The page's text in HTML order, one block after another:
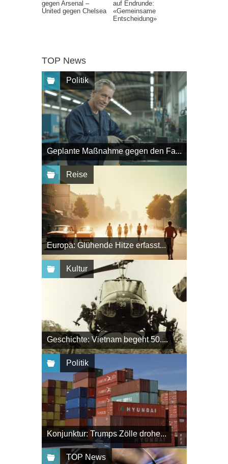
gegen Arsenal –
United gegen Chelsea
auf Endrunde:
«Gemeinsame
Entscheidung»
TOP News
Politik
Geplante Maßnahme gegen den Fa...
Reise
Europa: Glühende Hitze erfasst...
Kultur
Geschichte: Vietnam begeht 50....
Politik
Konjunktur: Trumps Zölle drohe...
TOP News